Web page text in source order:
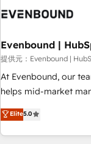
HubSpot Partner,
Strategy: Align
efficiency. 🔹 Integrations: Connect HubSpot with your tech
stack for better adoption. 🔹 Custom
tailored apps, workflows,
to data security and compliance. At
revenue teams focus
Evenbound |
提供元：Evenbound |
At Evenbound, our
helps mid-market
growth. We
drive results by
fuel success. Technical Solutions: - HubSpot Technical
Elite5.0